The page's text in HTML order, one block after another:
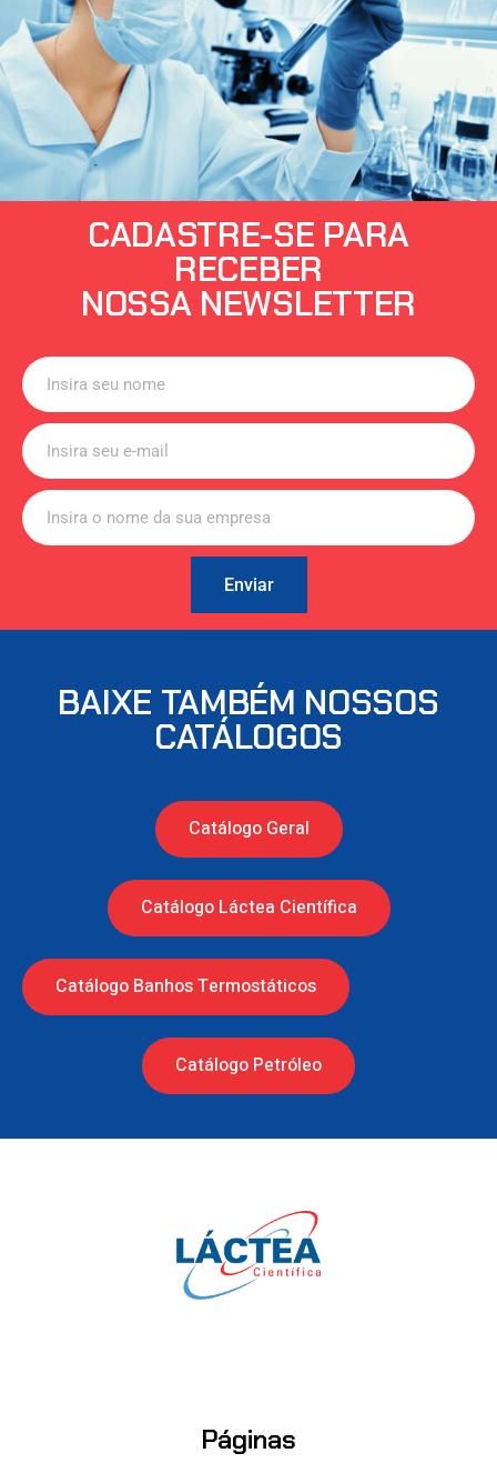
CADASTRE-SE PARA
RECEBER
NOSSA NEWSLETTER
Enviar
BAIXE TAMBÉM NOSSOS
CATÁLOGOS
Catálogo Geral
Catálogo Láctea Científica
Catálogo Banhos Termostáticos
Catálogo Petróleo
Páginas